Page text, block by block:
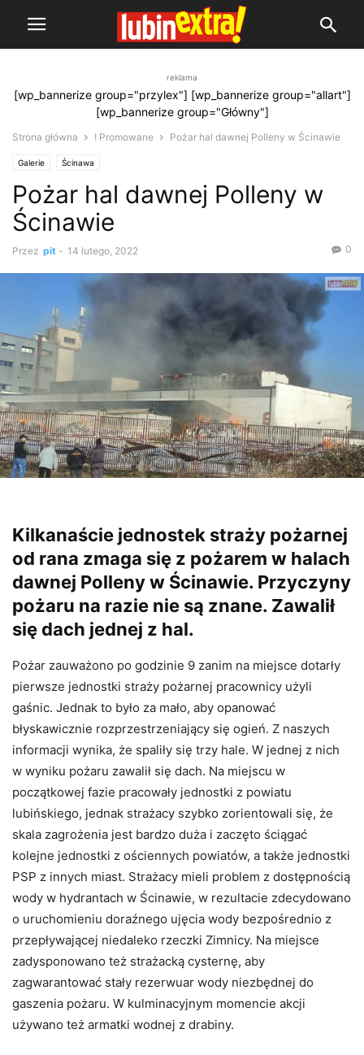
reklama
[wp_bannerize group="przylex"] [wp_bannerize group="allart"]
[wp_bannerize group="Główny"]
Strona główna ! Promowane Pożar hal dawnej Polleny w Ścinawie
Galerie Ścinawa
Pożar hal dawnej Polleny w
Ścinawie
Przez pit - 14 lutego, 2022 0
Kilkanaście jednostek straży pożarnej
od rana zmaga się z pożarem w halach
dawnej Polleny w Ścinawie. Przyczyny
pożaru na razie nie są znane. Zawalił
się dach jednej z hal.
Pożar zauważono po godzinie 9 zanim na miejsce dotarły
pierwsze jednostki straży pożarnej pracownicy użyli
gaśnic. Jednak to było za mało, aby opanować
błyskawicznie rozprzestrzeniający się ogień. Z naszych
informacji wynika, że spaliły się trzy hale. W jednej z nich
w wyniku pożaru zawalił się dach. Na miejscu w
początkowej fazie pracowały jednostki z powiatu
lubińskiego, jednak strażacy szybko zorientowali się, że
skala zagrożenia jest bardzo duża i zaczęto ściągać
kolejne jednostki z ościennych powiatów, a także jednostki
PSP z innych miast. Strażacy mieli problem z dostępnością
wody w hydrantach w Ścinawie, w rezultacie zdecydowano
o uruchomieniu doraźnego ujęcia wody bezpośrednio z
przepływającej niedaleko rzeczki Zimnicy. Na miejsce
zadysponowano też strażacką cysternę, aby
zagwarantować stały rezerwuar wody niezbędnej do
gaszenia pożaru. W kulminacyjnym momencie akcji
używano też armatki wodnej z drabiny.